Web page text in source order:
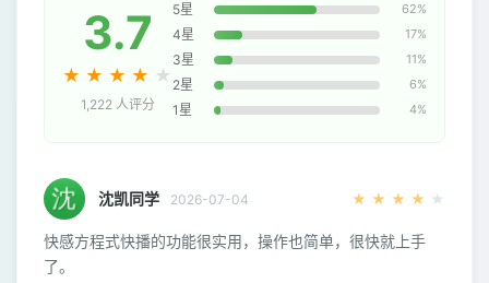
3.7
★ ★ ★ ★ ★
1,222 人评分
5星 62%
4星 17%
3星 11%
2星 6%
1星 4%
沈凯同学 2026-07-04 ★ ★ ★ ★ ★
快感方程式快播的功能很实用，操作也简单，很快就上手
了。